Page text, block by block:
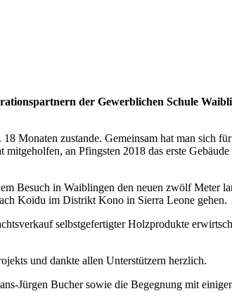
der Gewerblichen Schule
Monaten zustande. Gemeinsam hat man sich
an Pfingsten 2018 das erste
Besuch in Waiblingen den neuen zwölf Meter
Koidu im Distrikt Kono in Sierra Leone gehen.
selbstgefertigter Holzprodukte
und dankte allen Unterstützern herzlich.
Jürgen Bucher sowie die Begegnung mit